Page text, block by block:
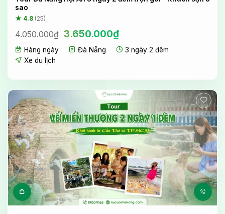
sao
★ 4.8 (25)
4.050.000₫ Giá
là:
3.650.000₫Giá
hiện
tại
Hàng ngày Đà Nẵng
3 ngày 2 đêm
Xe du lịch